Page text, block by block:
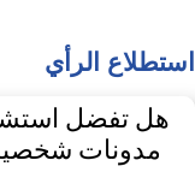
استطلاع الرأي
هل تفضل
مدونات